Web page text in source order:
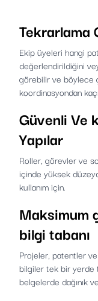
Tekrarlama
Ekip üyeleri hangi
değerlendirildiğini
görebilir ve böylece
koordinasyondan
Güvenli Ve
Yapılar
Roller, görevler ve
içinde yüksek
kullanım için.
Maksimum
bilgi tabanı
Projeler, patentler
bilgiler tek bir yerde
belgelerde dağınık